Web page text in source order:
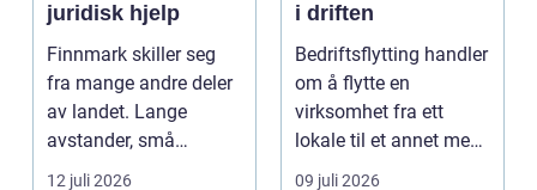
juridisk hjelp
Finnmark skiller seg
fra mange andre deler
av landet. Lange
avstander, små
lokalsamfunn, sterk
12 juli 2026
i driften
Bedriftsflytting handler
om å flytte en
virksomhet fra ett
lokale til et annet med
minst mulig...
09 juli 2026